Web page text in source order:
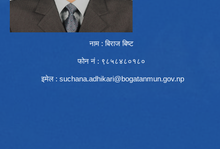
नाम : बिराज बिष्ट
फोन नं : ९८५८४८०१८०
इमेल : suchana.adhikari@bogatanmun.gov.np